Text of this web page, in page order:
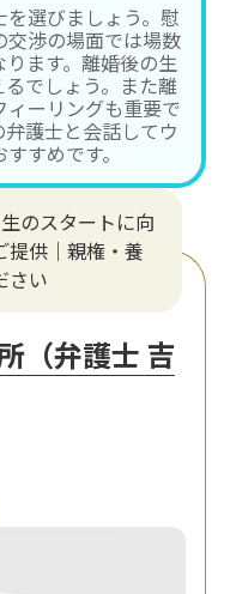
選びましょう。慰
交渉の場面では場数
ます。離婚後の生
でしょう。また離
ーリングも重要で
護士と会話してウ
すめです。
のスタートに向
提供｜親権・養
さい
（弁護士 吉